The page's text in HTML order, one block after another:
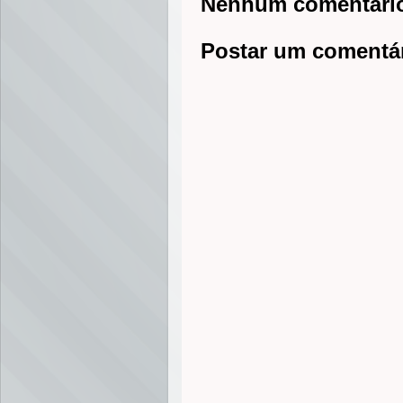
Postar um